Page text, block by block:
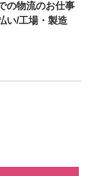
の物流のお仕事
い/工場・製造